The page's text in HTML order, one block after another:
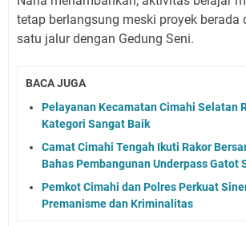
tetap berlangsung meski proyek berada
satu jalur dengan Gedung Seni.
BACA JUGA
Pelayanan Kecamatan Cimahi Selatan
Kategori Sangat Baik
Camat Cimahi Tengah Ikuti Rakor
Bahas Pembangunan Underpass Gatot
Pemkot Cimahi dan Polres Perkuat
Premanisme dan Kriminalitas